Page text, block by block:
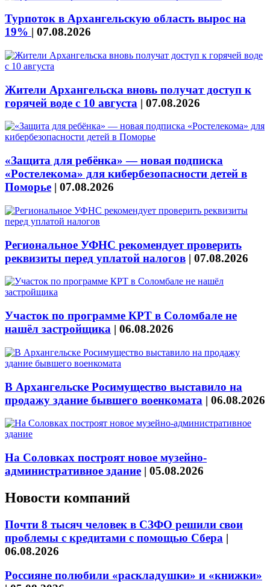
Турпоток в Архангельскую область вырос на
19% | 07.08.2026
Жители Архангельска вновь получат доступ к
горячей воде с 10 августа | 07.08.2026
«Защита для ребёнка» — новая подписка
«Ростелекома» для кибербезопасности детей в
Поморье | 07.08.2026
Региональное УФНС рекомендует проверить
реквизиты перед уплатой налогов | 07.08.2026
Участок по программе КРТ в Соломбале не
нашёл застройщика | 06.08.2026
В Архангельске Росимущество выставило на
продажу здание бывшего военкомата | 06.08.2026
На Соловках построят новое музейно-
административное здание | 05.08.2026
Новости компаний
Почти 8 тысяч человек в СЗФО решили свои
проблемы с кредитами с помощью Сбера |
06.08.2026
Россияне полюбили «раскладушки» и «книжки»